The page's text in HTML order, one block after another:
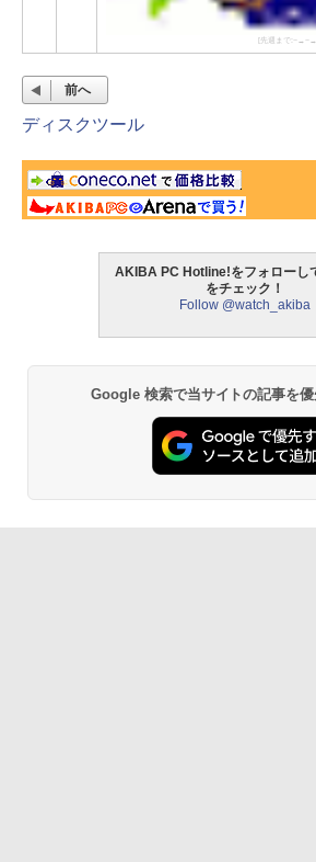
[先週まで
前へ
ディスクツール
AKIBA PC Hotline!をフォローし
をチェック！
Follow @watch_akiba
Google 検索で当サイトの記事を